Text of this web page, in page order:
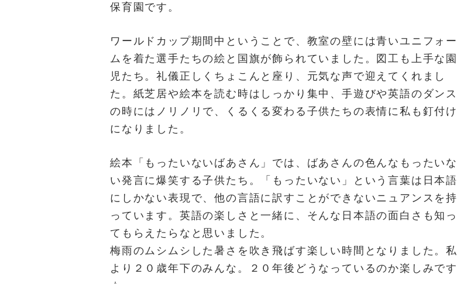
保育園です。
ワールドカップ期間中ということで、教室の壁には青いユニフォー
ムを着た選手たちの絵と国旗が飾られていました。図工も上手な園
児たち。礼儀正しくちょこんと座り、元気な声で迎えてくれまし
た。紙芝居や絵本を読む時はしっかり集中、手遊びや英語のダンス
の時にはノリノリで、くるくる変わる子供たちの表情に私も釘付け
になりました。
絵本「もったいないばあさん」では、ばあさんの色んなもったいな
い発言に爆笑する子供たち。「もったいない」という言葉は日本語
にしかない表現で、他の言語に訳すことができないニュアンスを持
っています。英語の楽しさと一緒に、そんな日本語の面白さも知っ
てもらえたらなと思いました。
梅雨のムシムシした暑さを吹き飛ばす楽しい時間となりました。私
より２０歳年下のみんな。２０年後どうなっているのか楽しみです